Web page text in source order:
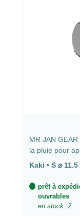
MR JAN
la pluie pour
cm, longueur
Kaki • S ⌀
prêt à
ouvrables
en stock: 2